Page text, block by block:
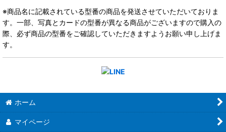
※商品名に記載されている型番の商品を発送させていただいておりま
す。一部、写真とカードの型番が異なる商品がございますので購入の
際、必ず商品の型番をご確認していただきますようお願い申し上げま
す。
ホーム
マイページ